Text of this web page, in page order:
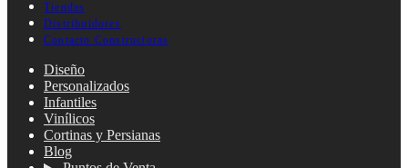
Tiendas
Distribuidores
Contacto Constructoras
Diseño
Personalizados
Infantiles
Vinílicos
Cortinas y Persianas
Blog